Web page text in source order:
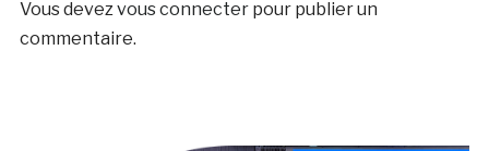
Vous devezvous connecterpour publier un
commentaire.